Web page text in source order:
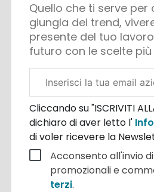
Quello che ti serve per
giungla dei trend,
presente del tuo
futuro con le scelte
aziendale
Cliccando su "ISCRIVITI
dichiaro di aver letto l'
di voler ricevere la
Acconsento all'invio
promozionali e
terzi.